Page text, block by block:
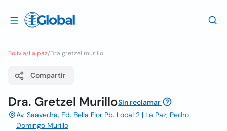
Bolivia/La paz/Dra gretzel murillo
Compartir
Dra. Gretzel MurilloSin reclamar
Av. Saavedra, Ed. Bella Flor Pb. Local 2 | La Paz, Pedro
Domingo Murillo